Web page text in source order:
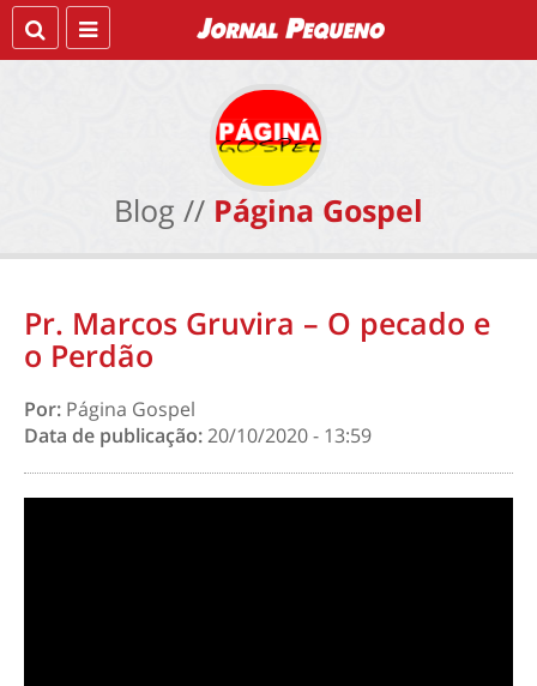
Blog // Página Gospel
Pr. Marcos Gruvira – O pecado e
o Perdão
Por: Página Gospel
Data de publicação:20/10/2020 - 13:59